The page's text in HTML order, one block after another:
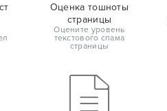
Оценка тошноты
страницы
Оцените уровень
текстового спама
страницы